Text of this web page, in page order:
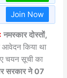
Join Now
नमस्कार दोस्तों,
किया था
चयन सूची का
सरकार ने 07